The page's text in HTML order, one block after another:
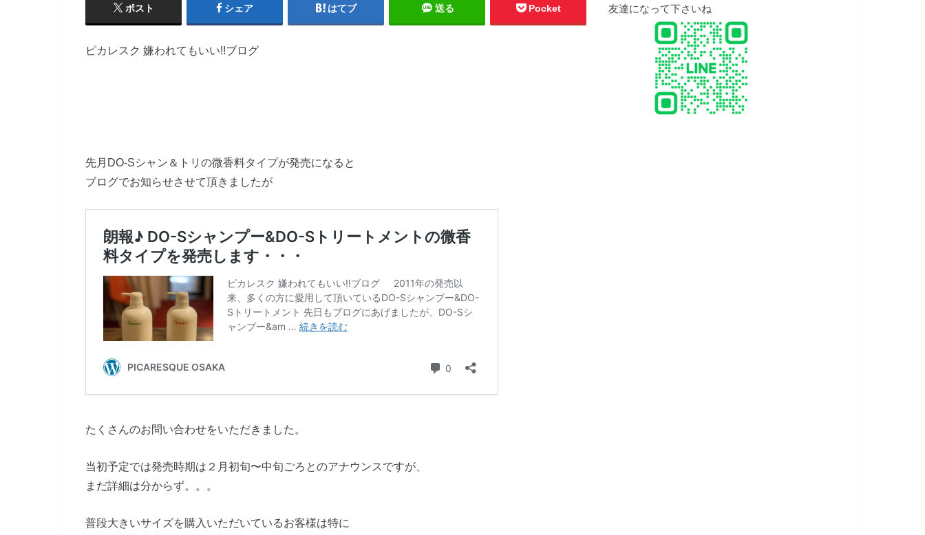
ポスト シェア はてブ 送る Pocket
ピカレスク 嫌われてもいい!!ブログ
先月DO-Sシャン＆トリの微香料タイプが発売になると
ブログでお知らせさせて頂きましたが
たくさんのお問い合わせをいただきました。
当初予定では発売時期は２月初旬〜中旬ごろとのアナウンスですが、
まだ詳細は分からず。。。
普段大きいサイズを購入いただいているお客様は特に
友達になって下さいね